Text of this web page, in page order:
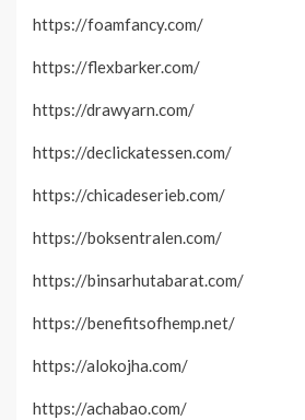
https://foamfancy.com/
https://flexbarker.com/
https://drawyarn.com/
https://declickatessen.com/
https://chicadeserieb.com/
https://boksentralen.com/
https://binsarhutabarat.com/
https://benefitsofhemp.net/
https://alokojha.com/
https://achabao.com/